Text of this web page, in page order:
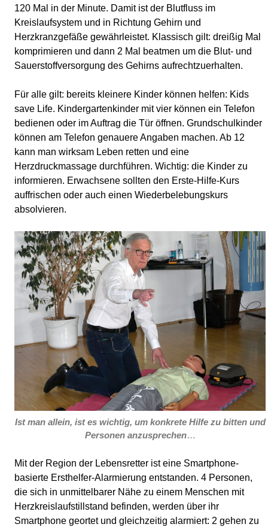
120 Mal in der Minute. Damit ist der Blutfluss im
Kreislaufsystem und in Richtung Gehirn und
Herzkranzgefäße gewährleistet. Klassisch gilt: dreißig Mal
komprimieren und dann 2 Mal beatmen um die Blut- und
Sauerstoffversorgung des Gehirns aufrechtzuerhalten.
Für alle gilt: bereits kleinere Kinder können helfen: Kids
save Life. Kindergartenkinder mit vier können ein Telefon
bedienen oder im Auftrag die Tür öffnen. Grundschulkinder
können am Telefon genauere Angaben machen. Ab 12
kann man wirksam Leben retten und eine
Herzdruckmassage durchführen. Wichtig: die Kinder zu
informieren. Erwachsene sollten den Erste-Hilfe-Kurs
auffrischen oder auch einen Wiederbelebungskurs
absolvieren.
Ist man allein, ist es wichtig, um konkrete Hilfe zu bitten und
Personen anzusprechen…
Mit der Region der Lebensretter ist eine Smartphone-
basierte Ersthelfer-Alarmierung entstanden. 4 Personen,
die sich in unmittelbarer Nähe zu einem Menschen mit
Herzkreislaufstillstand befinden, werden über ihr
Smartphone geortet und gleichzeitig alarmiert: 2 gehen zu